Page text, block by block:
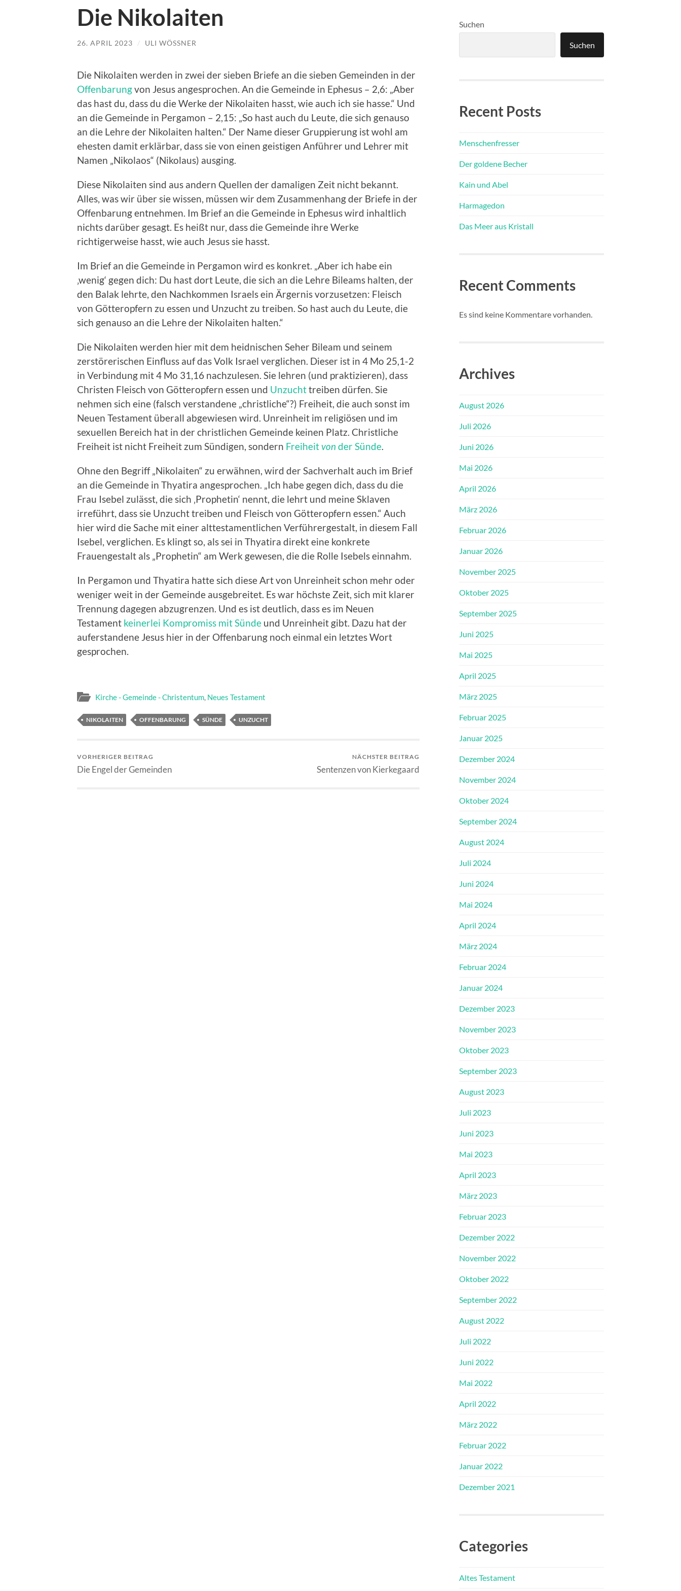
Die Nikolaiten
26. APRIL 2023 / ULI WÖSSNER
Die Nikolaiten werden in zwei der sieben Briefe an die sieben Gemeinden in der
Offenbarungvon Jesus angesprochen. An die Gemeinde in Ephesus – 2,6: „Aber
das hast du, dass du die Werke der Nikolaiten hasst, wie auch ich sie hasse.“ Und
an die Gemeinde in Pergamon – 2,15: „So hast auch du Leute, die sich genauso
an die Lehre der Nikolaiten halten.“ Der Name dieser Gruppierung ist wohl am
ehesten damit erklärbar, dass sie von einen geistigen Anführer und Lehrer mit
Namen „Nikolaos“ (Nikolaus) ausging.
Diese Nikolaiten sind aus andern Quellen der damaligen Zeit nicht bekannt.
Alles, was wir über sie wissen, müssen wir dem Zusammenhang der Briefe in der
Offenbarung entnehmen. Im Brief an die Gemeinde in Ephesus wird inhaltlich
nichts darüber gesagt. Es heißt nur, dass die Gemeinde ihre Werke
richtigerweise hasst, wie auch Jesus sie hasst.
Im Brief an die Gemeinde in Pergamon wird es konkret. „Aber ich habe ein
‚wenig‘ gegen dich: Du hast dort Leute, die sich an die Lehre Bileams halten, der
den Balak lehrte, den Nachkommen Israels ein Ärgernis vorzusetzen: Fleisch
von Götteropfern zu essen und Unzucht zu treiben. So hast auch du Leute, die
sich genauso an die Lehre der Nikolaiten halten.“
Die Nikolaiten werden hier mit dem heidnischen Seher Bileam und seinem
zerstörerischen Einfluss auf das Volk Israel verglichen. Dieser ist in 4 Mo 25,1-2
in Verbindung mit 4 Mo 31,16 nachzulesen. Sie lehren (und praktizieren), dass
Christen Fleisch von Götteropfern essen und Unzuchttreiben dürfen. Sie
nehmen sich eine (falsch verstandene „christliche“?) Freiheit, die auch sonst im
Neuen Testament überall abgewiesen wird. Unreinheit im religiösen und im
sexuellen Bereich hat in der christlichen Gemeinde keinen Platz. Christliche
Freiheit ist nicht Freiheit zum Sündigen, sondern Freiheitvon der Sünde
Ohne den Begriff „Nikolaiten“ zu erwähnen, wird der Sachverhalt auch im Brief
an die Gemeinde in Thyatira angesprochen. „Ich habe gegen dich, dass du die
Frau Isebel zulässt, die sich ‚Prophetin‘ nennt, die lehrt und meine Sklaven
irreführt, dass sie Unzucht treiben und Fleisch von Götteropfern essen.“ Auch
hier wird die Sache mit einer alttestamentlichen Verführergestalt, in diesem Fall
Isebel, verglichen. Es klingt so, als sei in Thyatira direkt eine konkrete
Frauengestalt als „Prophetin“ am Werk gewesen, die die Rolle Isebels einnahm.
In Pergamon und Thyatira hatte sich diese Art von Unreinheit schon mehr oder
weniger weit in der Gemeinde ausgebreitet. Es war höchste Zeit, sich mit klarer
Trennung dagegen abzugrenzen. Und es ist deutlich, dass es im Neuen
Testament keinerlei Kompromiss mit Sünde und Unreinheit gibt. Dazu hat der
auferstandene Jesus hier in der Offenbarung noch einmal ein letztes Wort
gesprochen.
Kirche - Gemeinde - Christentum, Neues Testament
NIKOLAITEN OFFENBARUNG SÜNDE UNZUCHT
VORHERIGER BEITRAG
Die Engel der Gemeinden
NÄCHSTER BEITRAG
Sentenzen von Kierkegaard
Suchen
Suchen
Recent Posts
Menschenfresser
Der goldene Becher
Kain und Abel
Harmagedon
Das Meer aus Kristall
Recent Comments
Es sind keine Kommentare vorhanden.
Archives
August 2026
Juli 2026
Juni 2026
Mai 2026
April 2026
März 2026
Februar 2026
Januar 2026
November 2025
Oktober 2025
September 2025
Juni 2025
Mai 2025
April 2025
März 2025
Februar 2025
Januar 2025
Dezember 2024
November 2024
Oktober 2024
September 2024
August 2024
Juli 2024
Juni 2024
Mai 2024
April 2024
März 2024
Februar 2024
Januar 2024
Dezember 2023
November 2023
Oktober 2023
September 2023
August 2023
Juli 2023
Juni 2023
Mai 2023
April 2023
März 2023
Februar 2023
Dezember 2022
November 2022
Oktober 2022
September 2022
August 2022
Juli 2022
Juni 2022
Mai 2022
April 2022
März 2022
Februar 2022
Januar 2022
Dezember 2021
Categories
Altes Testament